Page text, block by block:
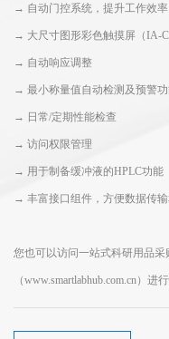
→ 自动门控系统，提升工作效率
→ 大尺寸图形彩色触摸屏（IA-C/
→ 自动响应调整
→ 最小称量值自动检测及预警
→ 日常/定期性能检查
→ 访问权限管理
→ 用于制备缓冲液的HPLC功能
→ 丰富接口组件，方便数据传
您也可以访问一站式科研用品
（www.smartlabhub.com.cn）进